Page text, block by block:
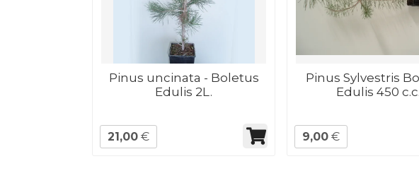
Pinus uncinata - Boletus
Edulis 2L.
21,00 €
Pinus Sylvestris
Edulis 450 c.c.
9,00 €